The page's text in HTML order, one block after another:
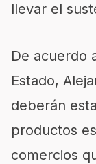
llevar el
De acuerdo
Estado,
deberán
productos
comercios